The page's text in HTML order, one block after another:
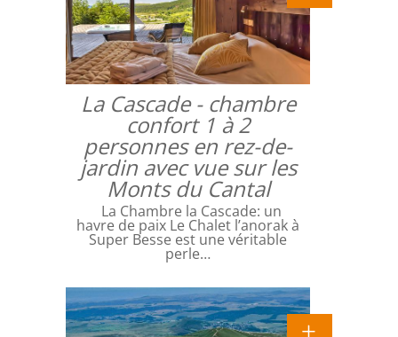
La Cascade - chambre
confort 1 à 2
personnes en rez-de-
jardin avec vue sur les
Monts du Cantal
La Chambre la Cascade: un
havre de paix Le Chalet l’anorak à
Super Besse est une véritable
perle…